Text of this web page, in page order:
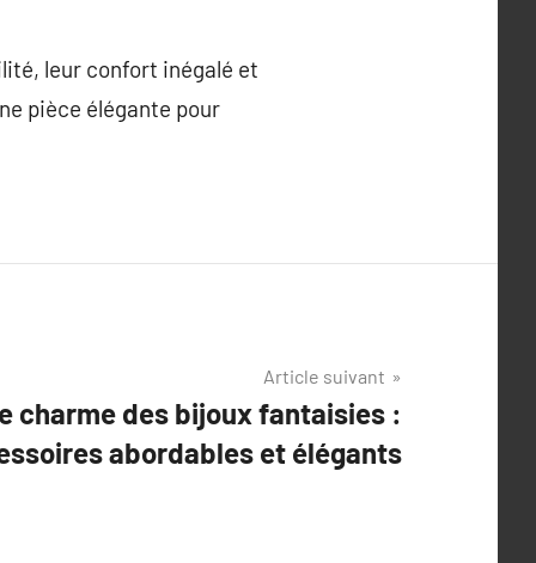
leur confort inégalé et
pièce élégante pour
Article suivant
charme des bijoux fantaisies :
abordables et élégants